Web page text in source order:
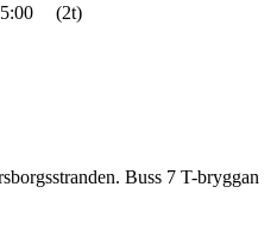
(2t)
Buss 7 T-bryggan